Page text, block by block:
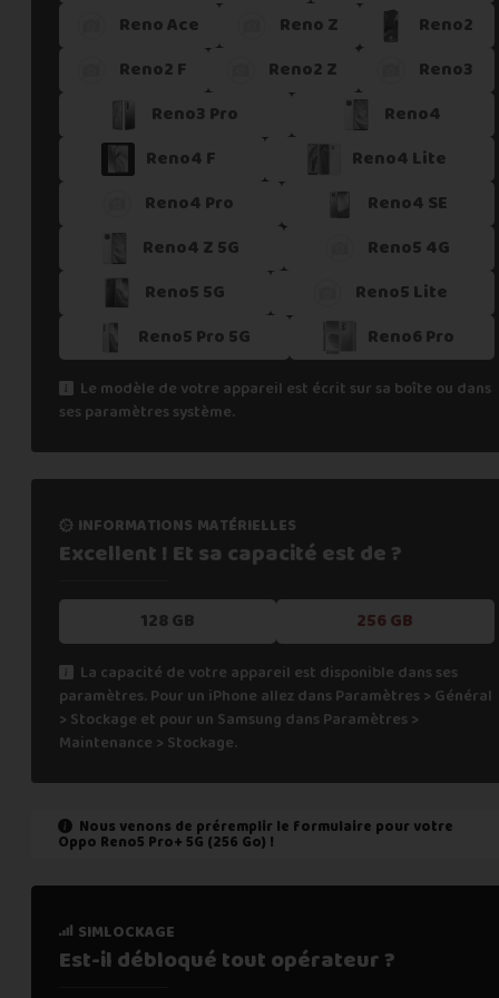
Si vous ne trouvez pas une offre correspondant aux
Vous pouvez éventuellement nous contacter.
Reno Ace
Reno Z
Reno2
Reno2 F
Reno2 Z
Reno3
Reno3 Pro
Reno4
Reno4 F
Reno4 Lite
Reno4 Pro
Reno4 SE
Reno4 Z 5G
Reno5 4G
Reno5 5G
Reno5 Lite
Reno5 Pro 5G
Reno6 Pro
Le modèle de votre appareil est écrit sur sa boîte ou dans
ses paramètres système.
informations matérielles
Excellent ! Et sa capacitéest de ?
128 GB 256 GB
La capacité de votre appareil est disponible dans ses
paramètres. Pour un iPhone allez dans Paramètres > Général
> Stockage et pour un Samsung dans Paramètres >
Maintenance > Stockage.
Nous venons de préremplir le formulaire pour votre
Oppo Reno5 Pro+ 5G (256 Go) !
simlockage
Est-il débloqué toutopérateur ?
état de marche
Est-il fonctionnel ?